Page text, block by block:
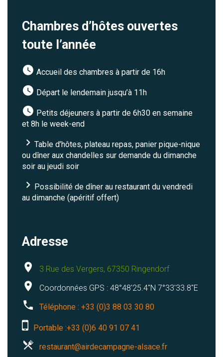
Chambres d’hôtes ouvertes
toute l’année
Accueil des chambres à partir de 16h
Départ le lendemain jusqu’à 11h
Petits déjeuners à partir de 6h30 en semaine
et 8h le week-end
Table d’hôtes, plateau repas, panier pique-nique
ou dîner aux chandelles sur demande du dimanche
soir au jeudi soir
Possibilité de dîner au restaurant du vendredi
au dimanche (apéritif offert)
Adresse
3 Rue des Vergers, 67350 Ringendorf
Coordonnées GPS : 48°48'25.4"N 7°33'33.8"E
Téléphone : +33 (0)3 88 03 30 80
Portable :+33 (0)6 40 91 07 41
restaurant@airdecampagne-alsace.fr